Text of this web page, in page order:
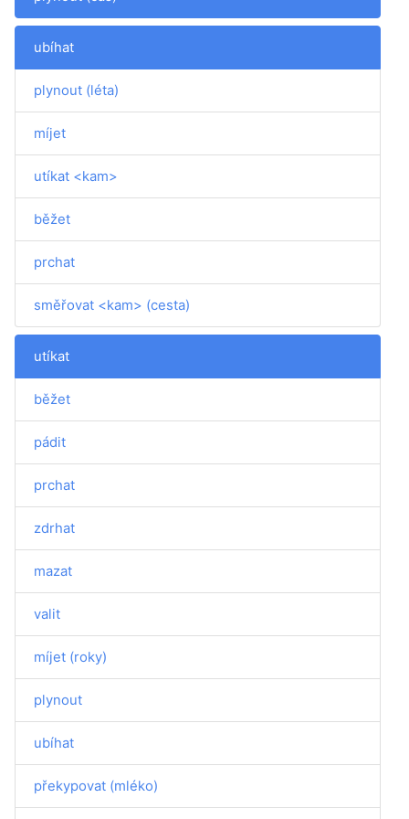
ubíhat
plynout (léta)
míjet
utíkat <kam>
běžet
prchat
směřovat <kam> (cesta)
utíkat
běžet
pádit
prchat
zdrhat
mazat
valit
míjet (roky)
plynout
ubíhat
překypovat (mléko)